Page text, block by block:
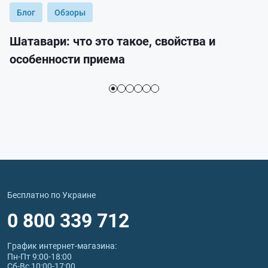
Блог Обзоры
Шатавари: что это такое, свойства и
особенности приема
Бесплатно по Украине
0 800 339 712
График интернет‑магазина:
Пн-Пт 9:00-18:00